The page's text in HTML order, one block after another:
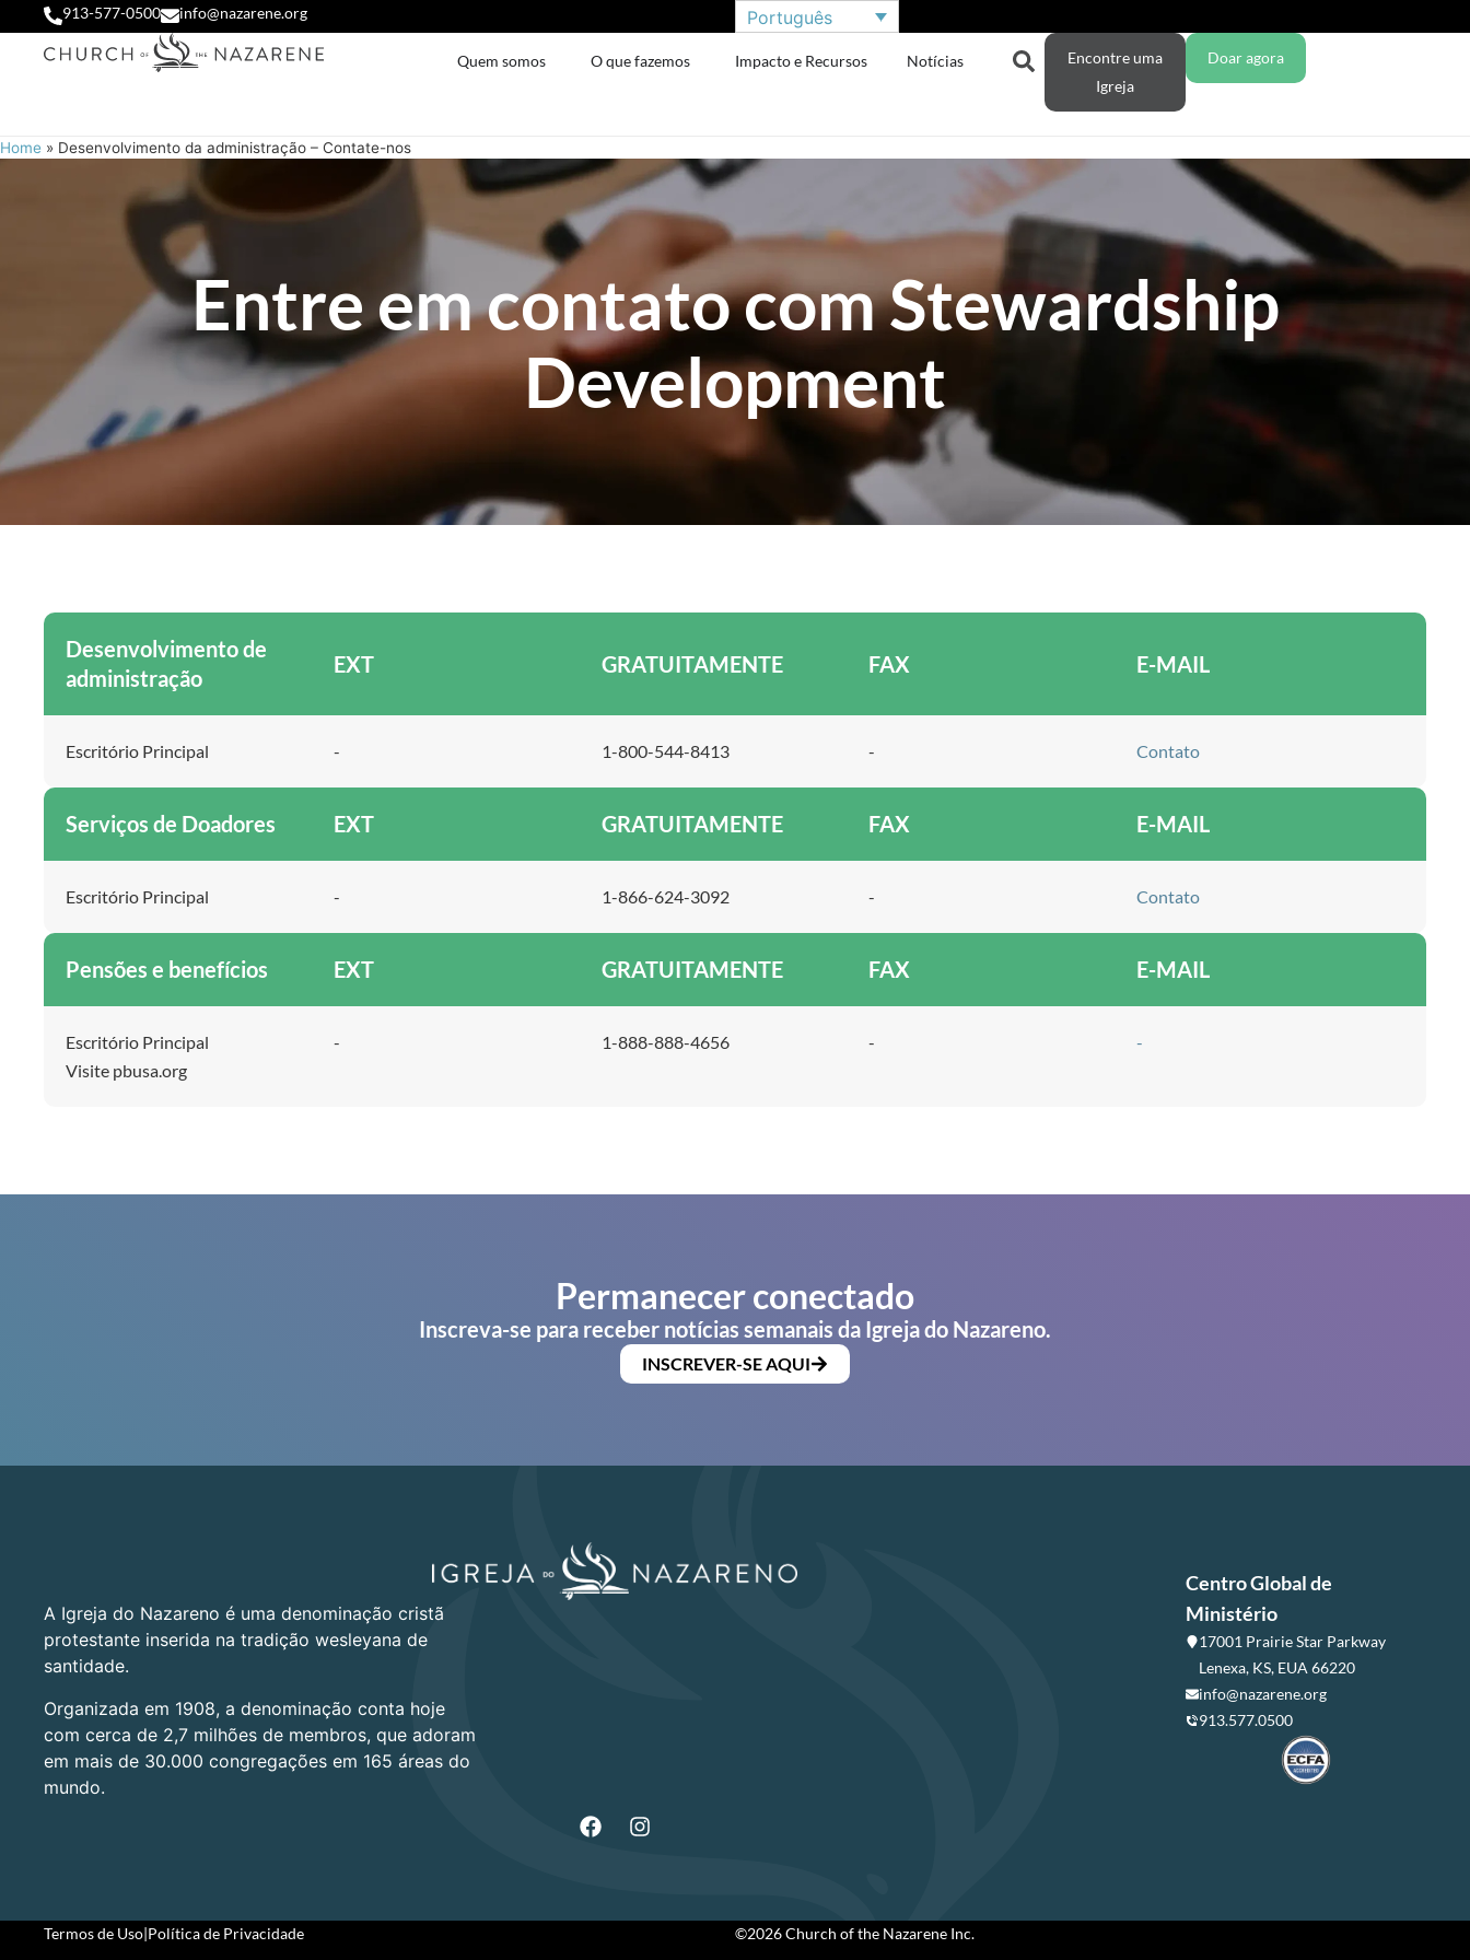
913-577-0500 info@nazarene.org Português
Quem somos O que fazemos Impacto e Recursos Notícias
Encontre uma
Igreja
Doar agora
Home » Desenvolvimento da administração – Contate-nos
Entre em contato com Stewardship
Development
Desenvolvimento de
administração
EXT GRATUITAMENTE FAX E-MAIL
Escritório Principal - 1-800-544-8413 - Contato
Serviços de Doadores EXT GRATUITAMENTE FAX E-MAIL
Escritório Principal - 1-866-624-3092 - Contato
Pensões e benefícios EXT GRATUITAMENTE FAX E-MAIL
Escritório Principal
Visite pbusa.org
- 1-888-888-4656 - -
Permanecer conectado
Inscreva-se para receber notícias semanais da Igreja do Nazareno.
INSCREVER-SE AQUI
A Igreja do Nazareno é uma denominação cristã
protestante inserida na tradição wesleyana de
santidade.
Organizada em 1908, a denominação conta hoje
com cerca de 2,7 milhões de membros, que adoram
em mais de 30.000 congregações em 165 áreas do
mundo.
Centro Global de
Ministério
17001 Prairie Star Parkway
Lenexa, KS, EUA 66220
info@nazarene.org
913.577.0500
Termos de Uso|Política de Privacidade ©2026 Church of the Nazarene Inc.